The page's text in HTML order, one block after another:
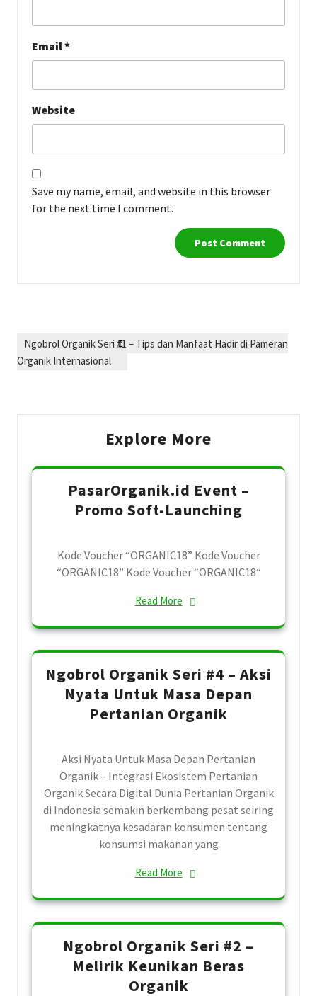
Email*
Website
Save my name, email, and website in this browser
for the next time I comment.
navigation
Next
Post
Ngobrol Organik Seri #1 – Tips dan Manfaat Hadir di Pameran
Organik Internasional
Explore More
PasarOrganik.id Event –
Promo Soft-Launching
Kode Voucher “ORGANIC18” Kode Voucher
“ORGANIC18” Kode Voucher “ORGANIC18“
Read More
Ngobrol Organik Seri #4 – Aksi
Nyata Untuk Masa Depan
Pertanian Organik
Aksi Nyata Untuk Masa Depan Pertanian
Organik – Integrasi Ekosistem Pertanian
Organik Secara Digital Dunia Pertanian Organik
di Indonesia semakin berkembang pesat seiring
meningkatnya kesadaran konsumen tentang
konsumsi makanan yang
Read More
Ngobrol Organik Seri #2 –
Melirik Keunikan Beras
Organik